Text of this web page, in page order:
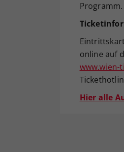
Programm.
online auf
www.wien-
Hier alle